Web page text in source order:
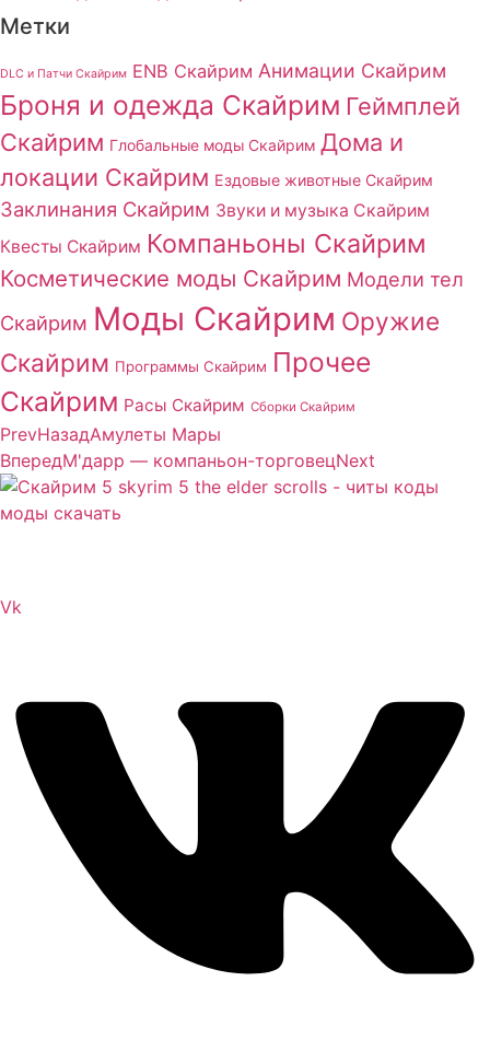
Метки
DLC и Патчи Скайрим ENB Скайрим Анимации Скайрим
Броня и одежда Скайрим Геймплей
Скайрим Глобальные моды Скайрим Дома и
локации Скайрим Ездовые животные Скайрим
Заклинания Скайрим Звуки и музыка Скайрим
Квесты Скайрим Компаньоны Скайрим
Косметические моды Скайрим Модели тел
Скайрим Моды Скайрим Оружие
Скайрим Программы Скайрим Прочее
Скайрим Расы Скайрим Сборки Скайрим
PrevНазадАмулеты Мары
ВпередМ'дарр — компаньон-торговецNext
Vk